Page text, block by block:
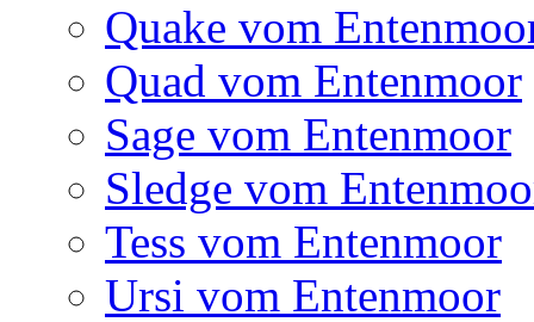
Quake vom
Quad vom Entenmoor
Sage vom Entenmoor
Sledge vom
Tess vom Entenmoor
Ursi vom Entenmoor